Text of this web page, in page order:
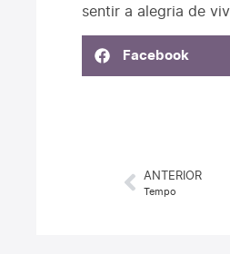
sentir a alegria de
Facebook
ANTERIOR
Tempo